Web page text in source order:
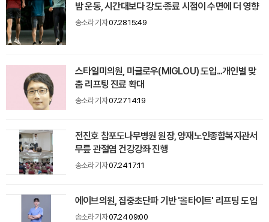
밤 운동, 시간대보다 강도·종료 시점이 수면에 더 영향
송소라 기자07.28 15:49
스타일미의원, 미글로우(MIGLOU) 도입...개인별 맞
춤 리프팅 진료 확대
송소라 기자07.27 14:19
전진호 참포도나무병원 원장, 양재노인종합복지관서
무릎 관절염 건강강좌 진행
송소라 기자07.24 17:11
에이브의원, 집중초단파 기반 '올타이트' 리프팅 도입
송소라 기자07.24 09:00